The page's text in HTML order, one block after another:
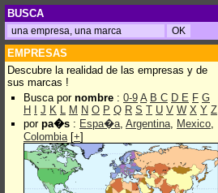
BUSCA
EMPRESAS
Descubre la realidad de las empresas y de
sus marcas !
Busca por nombre : 0-9 A B C D E F G
H
J K L M N O P Q R S T U V W X Y Z
por pa�s : Espa�a, Argentina, Mexico,
Colombia[+]